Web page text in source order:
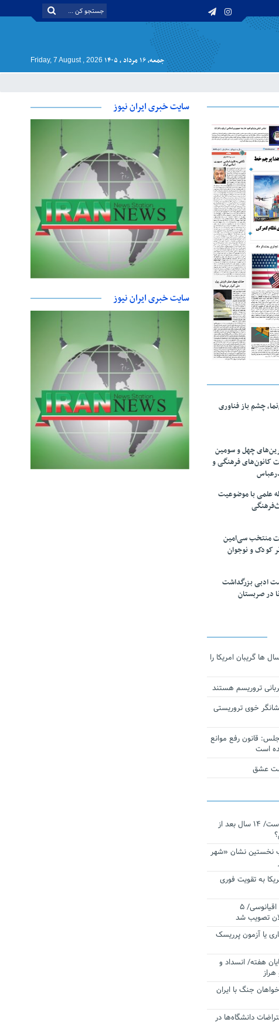
جمعه, ۱۶ مرداد , ۱۴۰۵ Friday, 7 August , 2026
چشم باز فناوری
چهل و سومین
کانون‌های فرهنگی و
علمی با موضوعیت
منتخب سی‌امین
کودک و نوجوان
ادبی بزرگداشت
در صربستان
ها گریبان امریکا را
تروریسم هستند
خوی تروریستی
قانون رفع موانع
عشق
نجات‌دهنده‌ همچنان در آیینه است/ ۱۴ سال بعد از
نخستین نشان «شهر
به تقویت فوری
اقتدار ناوگروه ۱۰۳ در مأموریت‌ اقیانوسی/ ۵
تصویب شد
یا آزمون پرریسک
هفته/ انسداد و
جنگ با ایران
دانشگاه‌ها در
سایت خبری ایران نیوز
سایت خبری ایران نیوز